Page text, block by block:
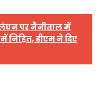
पर नैनीताल में
निहित, डीएम ने दिए